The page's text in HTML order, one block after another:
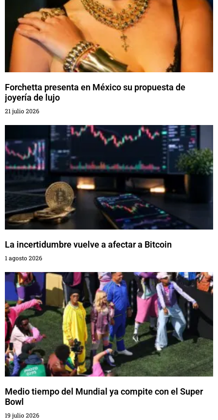
Forchetta presenta en México su propuesta de
joyería de lujo
21 julio 2026
La incertidumbre vuelve a afectar a Bitcoin
1 agosto 2026
Medio tiempo del Mundial ya compite con el Super
Bowl
19 julio 2026